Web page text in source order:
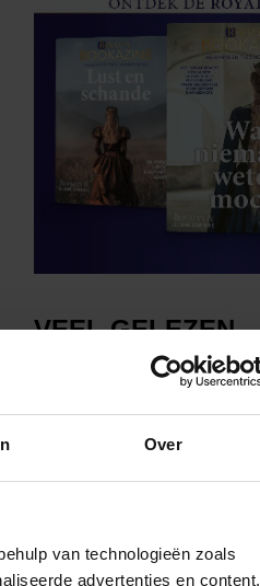
Over
van technologieën zoals
advertenties en content,